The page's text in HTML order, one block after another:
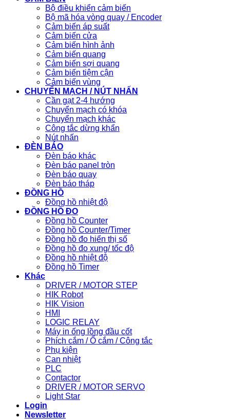
Bộ điều khiển cảm biến
Bộ mã hóa vòng quay / Encoder
Cảm biến áp suất
Cảm biến cửa
Cảm biến hình ảnh
Cảm biến quang
Cảm biến sợi quang
Cảm biến tiệm cận
Cảm biến vùng
CHUYỂN MẠCH / NÚT NHẤN
Cần gạt 2-4 hướng
Chuyển mạch có khóa
Chuyển mạch khác
Công tắc dừng khẩn
Nút nhấn
ĐÈN BÁO
Đèn báo khác
Đèn báo panel tròn
Đèn báo quay
Đèn báo tháp
ĐỒNG HỒ
Đồng hồ nhiệt độ
ĐỒNG HỒ ĐO
Đồng hồ Counter
Đồng hồ Counter/Timer
Đồng hồ đo hiển thị số
Đồng hồ đo xung/ tốc độ
Đồng hồ nhiệt độ
Đồng hồ Timer
Khác
DRIVER / MOTOR STEP
HIK Robot
HIK Vision
HMI
LOGIC RELAY
Máy in ống lồng đầu cốt
Phích cắm / Ổ cắm / Công tắc
Phụ kiện
Can nhiệt
PLC
Contactor
DRIVER / MOTOR SERVO
Light Star
Login
Newsletter